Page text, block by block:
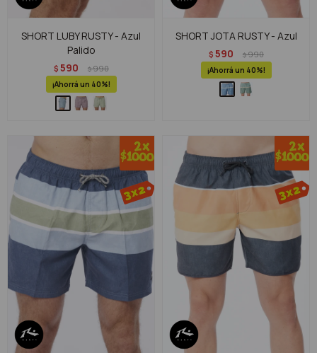
SHORT LUBY RUSTY - Azul
Palido
$ 590 $990
40
SHORT JOTA RUSTY - Azul
$ 590 $990
40